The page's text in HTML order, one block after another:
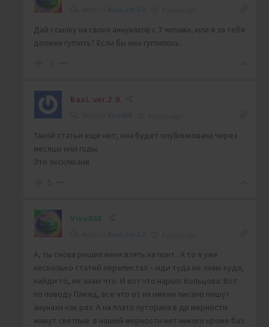
BaaL.ver.2.0
Дай ссылку на своих аннунахов с 3 чипами, или я за тебя
должен гуглить? Если бы оно гуглилось.
-1
BaaL.ver.2.0
Viva888
Такой статьи ещё нет, она будет опубликована через
месяцы или годы.
Это эксклюзив
5
Viva888
BaaL.ver.2.0
А, ты снова решил меня взять на понт.. А то я уже
несколько статей перелистал – иди туда не знаю куда,
найди то, не знаю что. И вот что нарыл: Кольцова: Вот
по поводу Плеяд, все что от их имени писано пишут
анунахи как раз. А на плато путорана в др мерности
живут светлые. в нашей мерности нет никого кроме баз